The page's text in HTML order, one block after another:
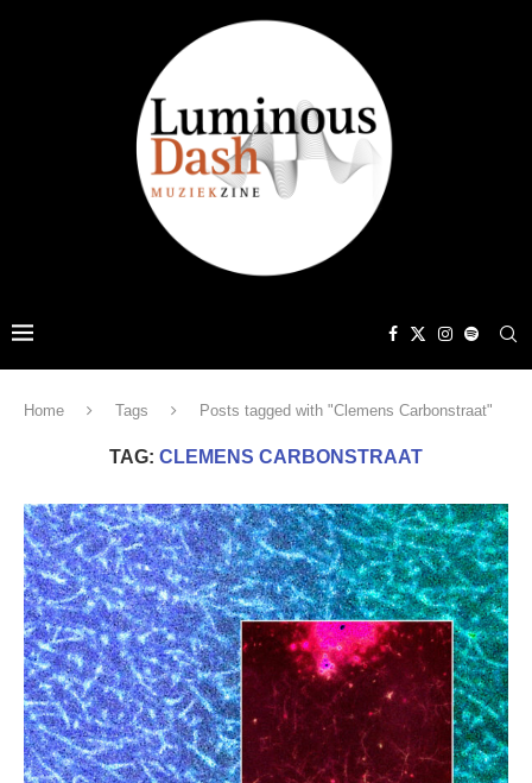
Home Tags Posts tagged with "Clemens Carbonstraat"
TAG: CLEMENS CARBONSTRAAT